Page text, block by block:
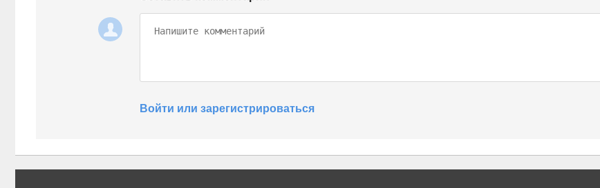
Войти или зарегистрироваться